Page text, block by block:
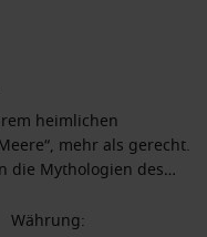
heimlichen
mehr als gerecht.
die Mythologien des
Währung: